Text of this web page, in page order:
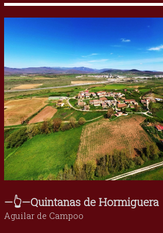
—👆—Quintanas de Hormiguera
Aguilar de Campoo